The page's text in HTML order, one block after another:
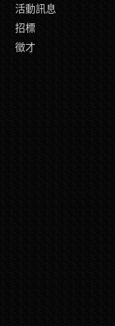
活動訊息
招標
徵才